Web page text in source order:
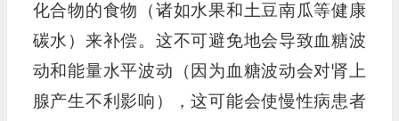
化合物的食物（诸如水果和土豆南瓜等健康
碳水）来补偿。这不可避免地会导致血糖波
动和能量水平波动（因为血糖波动会对肾上
腺产生不利影响），这可能会使慢性病患者